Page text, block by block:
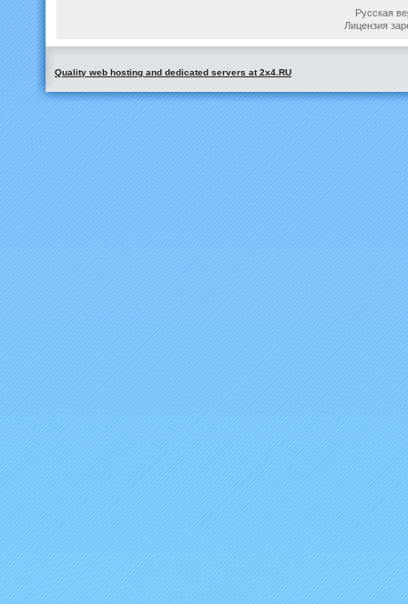
Русская
Лицензия
Quality web hosting and dedicated servers at 2x4.RU